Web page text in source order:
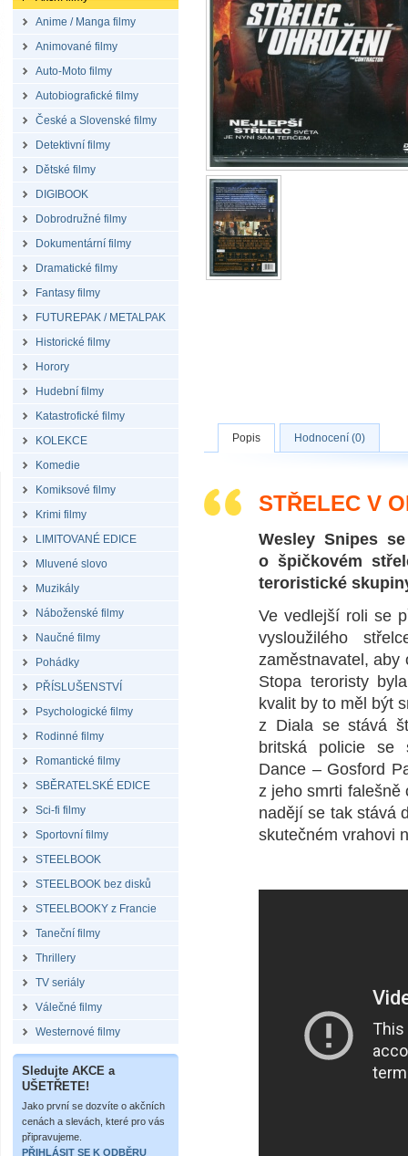
Anime / Manga filmy
Animované filmy
Auto-Moto filmy
Autobiografické filmy
České a Slovenské filmy
Detektivní filmy
Dětské filmy
DIGIBOOK
Dobrodružné filmy
Dokumentární filmy
Dramatické filmy
Fantasy filmy
FUTUREPAK / METALPAK
Historické filmy
Horory
Hudební filmy
Katastrofické filmy
KOLEKCE
Komedie
Komiksové filmy
Krimi filmy
LIMITOVANÉ EDICE
Mluvené slovo
Muzikály
Náboženské filmy
Naučné filmy
Pohádky
PŘÍSLUŠENSTVÍ
Psychologické filmy
Rodinné filmy
Romantické filmy
SBĚRATELSKÉ EDICE
Sci-fi filmy
Sportovní filmy
STEELBOOK
STEELBOOK bez disků
STEELBOOKY z Francie
Taneční filmy
Thrillery
TV seriály
Válečné filmy
Westernové filmy
Sledujte AKCE a
UŠETŘETE!
Jako první se dozvíte o akčních
cenách a slevách, které pro vás
připravujeme.
PŘIHLÁSIT SE K ODBĚRU
Popis Hodnocení (0)
STŘELEC V
Wesley Snipes
o špičkovém
teroristické
Ve vedlejší roli se
vysloužilého
zaměstnavatel, aby
Stopa teroristy
kvalit by to měl být
z Diala se stává
britská policie se
Dance – Gosford
z jeho smrti falešně
nadějí se tak stává
skutečném vrahovi